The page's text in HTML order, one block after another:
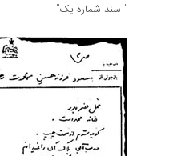
” سند شماره یک”